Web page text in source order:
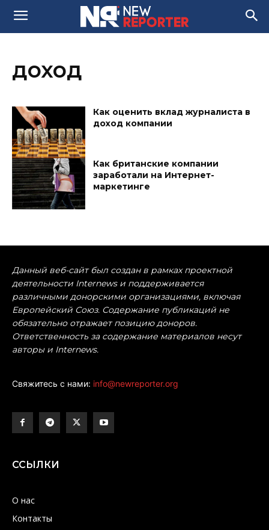
доход
Как оценить вклад журналиста в
доход компании
Как британские компании
заработали на Интернет-
маркетинге
Данный веб-сайт был создан в рамках проектной
деятельности Internews и поддерживается
различными донорскими организациями, включая
Европейский Союз. Содержание публикаций не
обязательно отражает позицию доноров.
Ответственность за содержание материалов несут
авторы и Internews.
Свяжитесь с нами: info@newreporter.org
ССЫЛКИ
О нас
Контакты